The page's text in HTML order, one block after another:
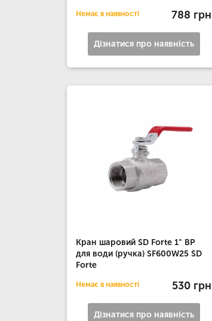
Немає в наявності 788 грн
Дізнатися про наявність
Кран шаровий SD Forte 1" ВР
для води (ручка) SF600W25 SD
Forte
Немає в наявності 530 грн
Дізнатися про наявність